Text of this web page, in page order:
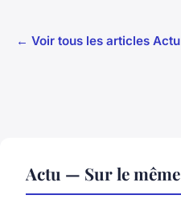
← Voir tous les articles Actu
Actu — Sur le